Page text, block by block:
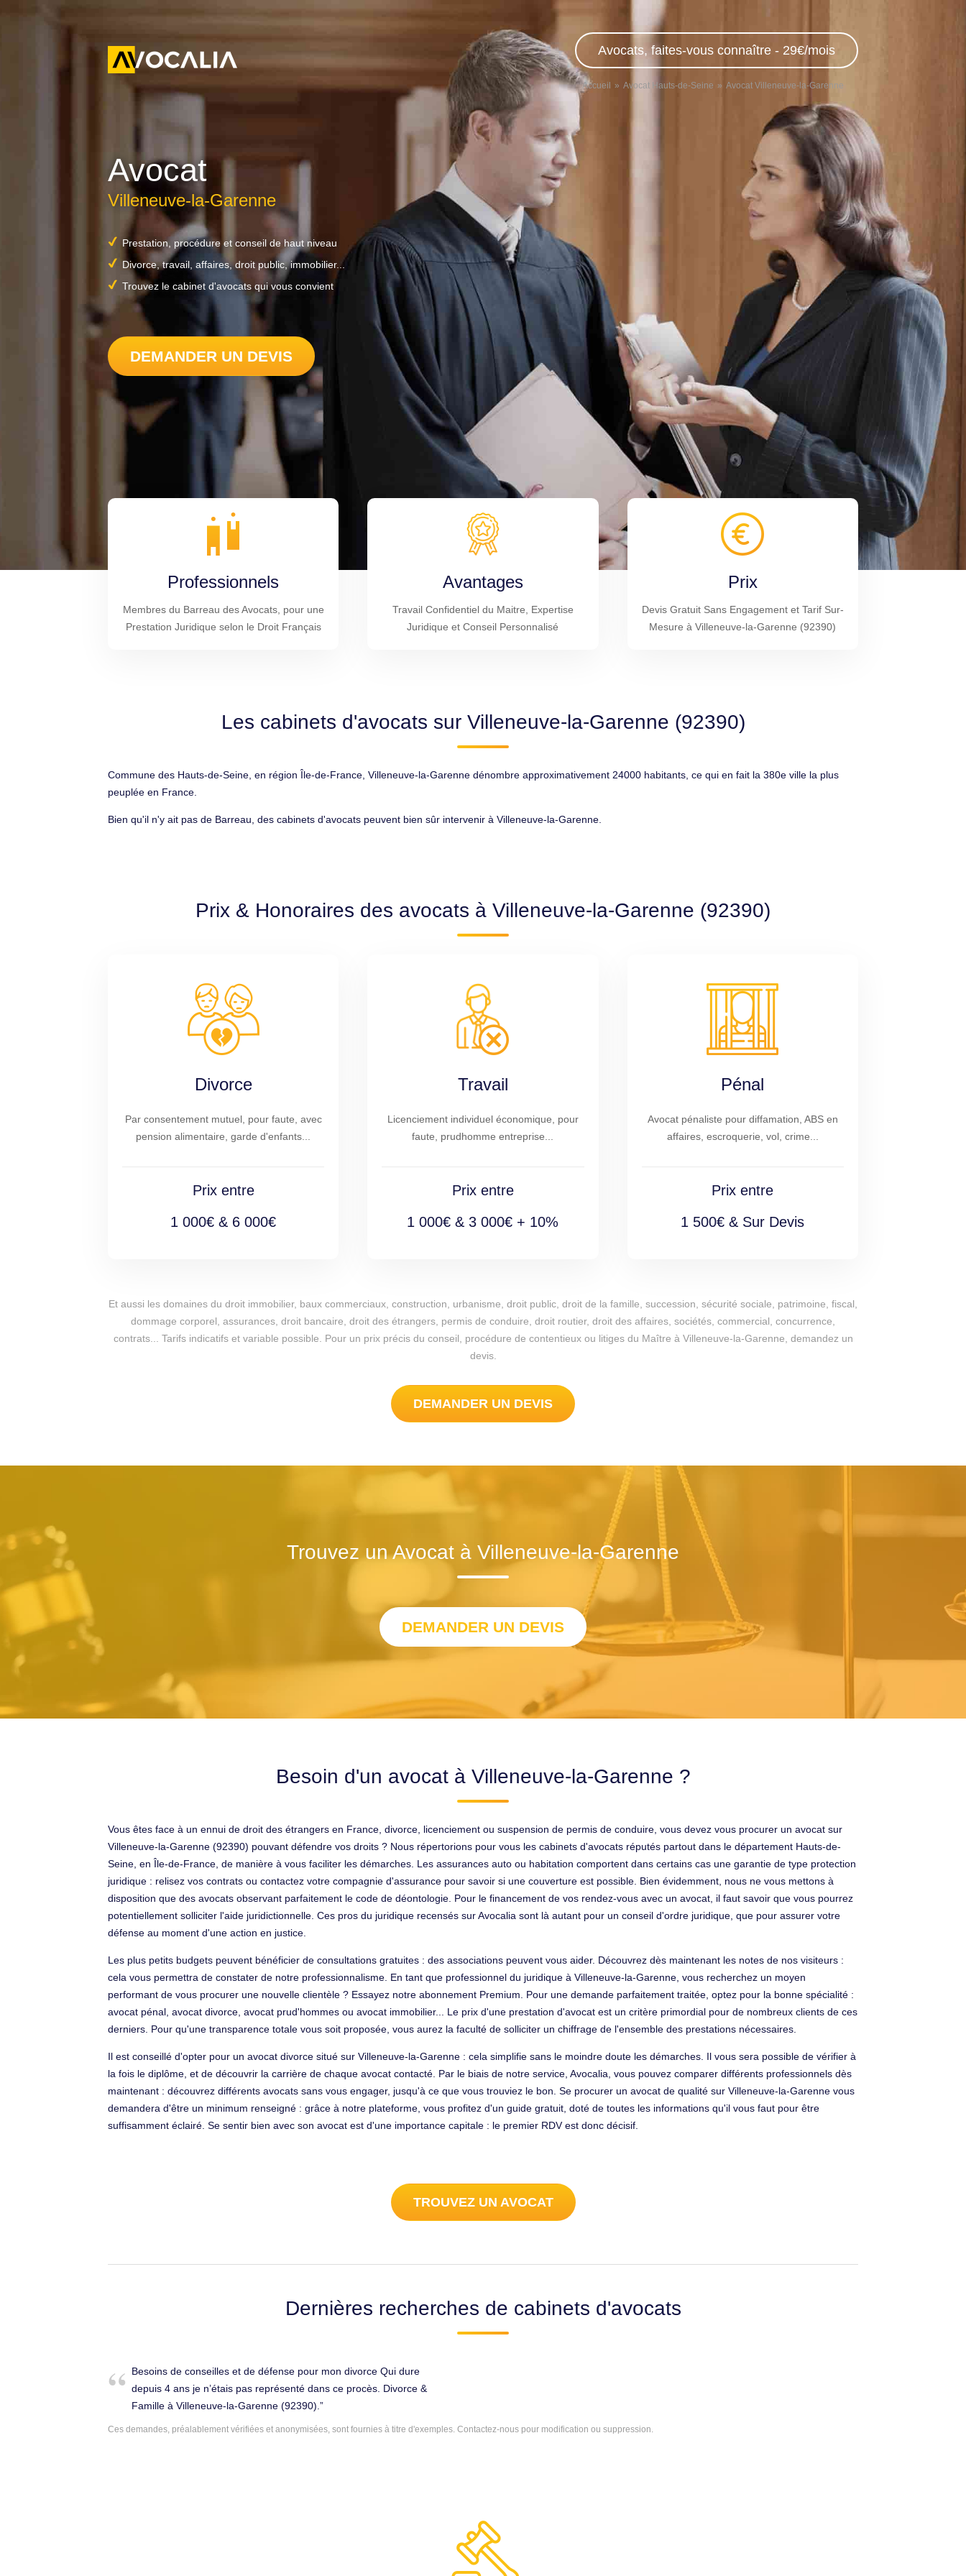
Avocats, faites-vous connaître - 29€/mois
Accueil Avocat Hauts-de-Seine Avocat Villeneuve-la-Garenne
Avocat
Villeneuve-la-Garenne
Prestation, procédure et conseil de haut niveau
Divorce, travail, affaires, droit public, immobilier...
Trouvez le cabinet d'avocats qui vous convient
DEMANDER UN DEVIS
Professionnels
Membres du Barreau des Avocats, pour une
Prestation Juridique selon le Droit Français
Avantages
Travail Confidentiel du Maitre, Expertise
Juridique et Conseil Personnalisé
Prix
Devis Gratuit Sans Engagement et Tarif Sur-
Mesure à Villeneuve-la-Garenne (92390)
Les cabinets d'avocats sur Villeneuve-la-Garenne (92390)
Commune des Hauts-de-Seine, en région Île-de-France, Villeneuve-la-Garenne dénombre approximativement 24000 habitants, ce qui en fait la 380e ville la plus
peuplée en France.
Bien qu'il n'y ait pas de Barreau, des cabinets d'avocats peuvent bien sûr intervenir à Villeneuve-la-Garenne.
Prix & Honoraires des avocats à Villeneuve-la-Garenne (92390)
Divorce
Par consentement mutuel, pour faute, avec
pension alimentaire, garde d'enfants...
Prix entre
1 000€ & 6 000€
Travail
Licenciement individuel économique, pour
faute, prudhomme entreprise...
Prix entre
1 000€ & 3 000€ + 10%
Pénal
Avocat pénaliste pour diffamation, ABS en
affaires, escroquerie, vol, crime...
Prix entre
1 500€ & Sur Devis
Et aussi les domaines du droit immobilier, baux commerciaux, construction, urbanisme, droit public, droit de la famille, succession, sécurité sociale, patrimoine, fiscal,
dommage corporel, assurances, droit bancaire, droit des étrangers, permis de conduire, droit routier, droit des affaires, sociétés, commercial, concurrence,
contrats... Tarifs indicatifs et variable possible. Pour un prix précis du conseil, procédure de contentieux ou litiges du Maître à Villeneuve-la-Garenne, demandez un
devis.
DEMANDER UN DEVIS
Trouvez un Avocat à Villeneuve-la-Garenne
DEMANDER UN DEVIS
Besoin d'un avocat à Villeneuve-la-Garenne ?
Vous êtes face à un ennui de droit des étrangers en France, divorce, licenciement ou suspension de permis de conduire, vous devez vous procurer un avocat sur
Villeneuve-la-Garenne (92390) pouvant défendre vos droits ? Nous répertorions pour vous les cabinets d'avocats réputés partout dans le département Hauts-de-
Seine, en Île-de-France, de manière à vous faciliter les démarches. Les assurances auto ou habitation comportent dans certains cas une garantie de type protection
juridique : relisez vos contrats ou contactez votre compagnie d'assurance pour savoir si une couverture est possible. Bien évidemment, nous ne vous mettons à
disposition que des avocats observant parfaitement le code de déontologie. Pour le financement de vos rendez-vous avec un avocat, il faut savoir que vous pourrez
potentiellement solliciter l'aide juridictionnelle. Ces pros du juridique recensés sur Avocalia sont là autant pour un conseil d'ordre juridique, que pour assurer votre
défense au moment d'une action en justice.
Les plus petits budgets peuvent bénéficier de consultations gratuites : des associations peuvent vous aider. Découvrez dès maintenant les notes de nos visiteurs :
cela vous permettra de constater de notre professionnalisme. En tant que professionnel du juridique à Villeneuve-la-Garenne, vous recherchez un moyen
performant de vous procurer une nouvelle clientèle ? Essayez notre abonnement Premium. Pour une demande parfaitement traitée, optez pour la bonne spécialité :
avocat pénal, avocat divorce, avocat prud'hommes ou avocat immobilier... Le prix d'une prestation d'avocat est un critère primordial pour de nombreux clients de ces
derniers. Pour qu'une transparence totale vous soit proposée, vous aurez la faculté de solliciter un chiffrage de l'ensemble des prestations nécessaires.
Il est conseillé d'opter pour un avocat divorce situé sur Villeneuve-la-Garenne : cela simplifie sans le moindre doute les démarches. Il vous sera possible de vérifier à
la fois le diplôme, et de découvrir la carrière de chaque avocat contacté. Par le biais de notre service, Avocalia, vous pouvez comparer différents professionnels dès
maintenant : découvrez différents avocats sans vous engager, jusqu'à ce que vous trouviez le bon. Se procurer un avocat de qualité sur Villeneuve-la-Garenne vous
demandera d'être un minimum renseigné : grâce à notre plateforme, vous profitez d'un guide gratuit, doté de toutes les informations qu'il vous faut pour être
suffisamment éclairé. Se sentir bien avec son avocat est d'une importance capitale : le premier RDV est donc décisif.
TROUVEZ UN AVOCAT
Dernières recherches de cabinets d'avocats
Besoins de conseilles et de défense pour mon divorce Qui dure
depuis 4 ans je n’étais pas représenté dans ce procès. Divorce &
Famille à Villeneuve-la-Garenne (92390).
Ces demandes, préalablement vérifiées et anonymisées, sont fournies à titre d'exemples. Contactez-nous pour modification ou suppression.